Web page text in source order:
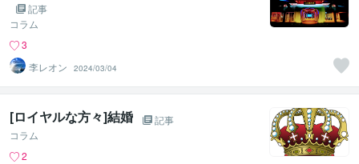
記事
コラム
3
李レオン
2024/03/04
[ロイヤルな方々]結婚
記事
コラム
2